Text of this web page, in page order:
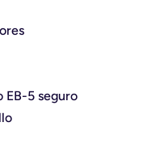
EB-5 seguro